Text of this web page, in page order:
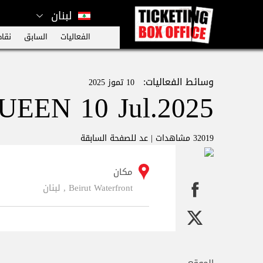
لبنان
الفعاليات السابق
وسائط الفعاليات: 10 تموز 2025
10 Jul.2025
32019 مشاهدات | عد للصفحة السابقة
مكان
Beirut Waterfront , لبنان